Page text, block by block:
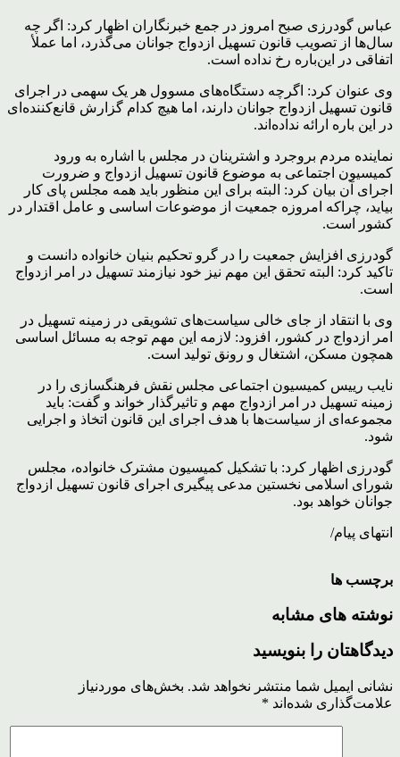
عباس گودرزی صبح امروز در جمع خبرنگاران اظهار کرد: اگر چه
سال‌ها از تصویب قانون تسهیل ازدواج جوانان می‌گذرد، اما عملأ
اتفاقی در این‌باره رخ نداده است.
وی عنوان کرد: اگرچه دستگاه‌های مسوول هر یک سهمی در اجرای
قانون تسهیل ازدواج جوانان دارند، اما هیچ کدام گزارش قانع‌کننده‌ای
در این باره ارائه نداده‌اند.
نماینده مردم بروجرد و اشترینان در مجلس با اشاره به ورود
کمیسیون اجتماعی به موضوع قانون تسهیل ازدواج و ضرورت
اجرای آن بیان کرد: البته برای این منظور باید همه مجلس پای کار
بیاید، چراکه امروزه جمعیت از موضوعات اساسی و عامل اقتدار در
کشور است.
گودرزی افزایش جمعیت را در گرو تحکیم بنیان خانواده دانست و
تاکید کرد: البته تحقق این مهم نیز خود نیازمند تسهیل در امر ازدواج
است.
وی با انتقاد از جای خالی سیاست‌های تشویقی در زمینه تسهیل در
امر ازدواج در کشور، افزود: لازمه این مهم توجه به مسائل اساسی
همچون مسکن، اشتغال و رونق تولید است.
نایب رییس کمیسیون اجتماعی مجلس نقش فرهنگسازی را در
زمینه تسهیل در امر ازدواج مهم و تاثیرگذار خواند و گفت: باید
مجموعه‌ای از سیاست‌ها با هدف اجرای این قانون اتخاذ و اجرایی
شود.
گودرزی اظهار کرد: با تشکیل کمیسیون مشترک خانواده، مجلس
شورای اسلامی نخستین مدعی پیگیری اجرای قانون تسهیل ازدواج
جوانان خواهد بود.
انتهای پیام/
برچسب ها
نوشته های مشابه
دیدگاهتان را بنویسید
نشانی ایمیل شما منتشر نخواهد شد. بخش‌های موردنیاز
علامت‌گذاری شده‌اند *